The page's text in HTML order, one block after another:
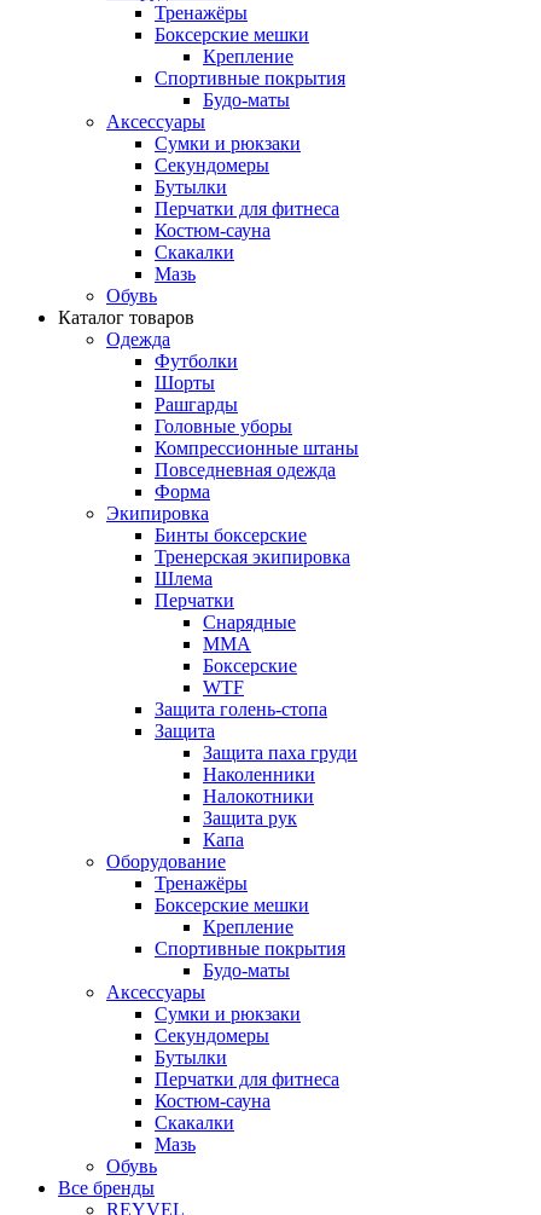
Тренажёры
Боксерские мешки
Крепление
Спортивные покрытия
Будо-маты
Аксессуары
Сумки и рюкзаки
Секундомеры
Бутылки
Перчатки для фитнеса
Костюм-сауна
Скакалки
Мазь
Обувь
Каталог товаров
Одежда
Футболки
Шорты
Рашгарды
Головные уборы
Компрессионные штаны
Повседневная одежда
Форма
Экипировка
Бинты боксерские
Тренерская экипировка
Шлема
Перчатки
Снарядные
ММА
Боксерские
WTF
Защита голень-стопа
Защита
Защита паха груди
Наколенники
Налокотники
Защита рук
Капа
Оборудование
Тренажёры
Боксерские мешки
Крепление
Спортивные покрытия
Будо-маты
Аксессуары
Сумки и рюкзаки
Секундомеры
Бутылки
Перчатки для фитнеса
Костюм-сауна
Скакалки
Мазь
Обувь
Все бренды
REYVEL